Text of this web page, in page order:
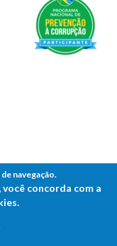
navegação.
concorda com a